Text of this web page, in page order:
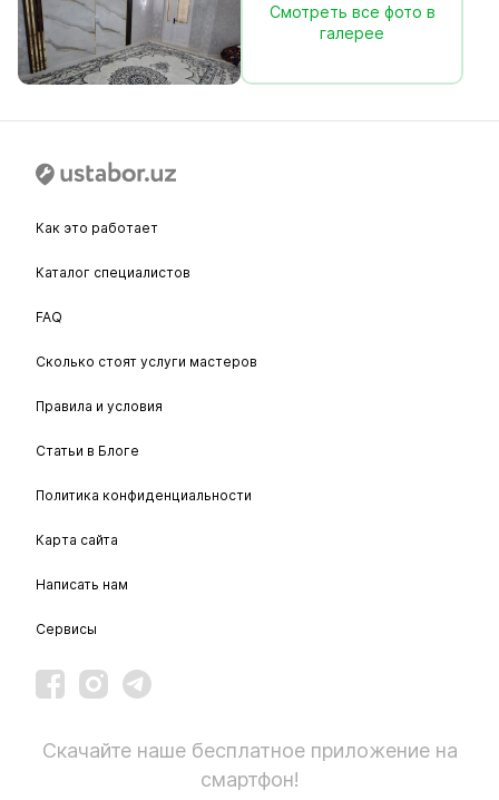
Смотреть все фото в
галерее
Как это работает
Каталог специалистов
FAQ
Сколько стоят услуги мастеров
Правила и условия
Статьи в Блоге
Политика конфиденциальности
Карта сайта
Написать нам
Сервисы
Скачайте наше бесплатное приложение на
смартфон!